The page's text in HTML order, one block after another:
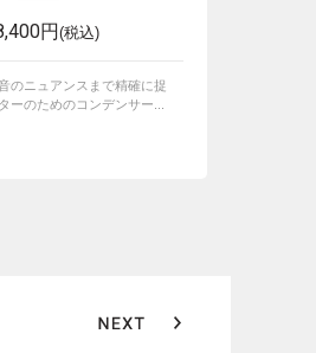
円(税込)
のニュアンスまで精確に捉
ーのためのコンデンサー...